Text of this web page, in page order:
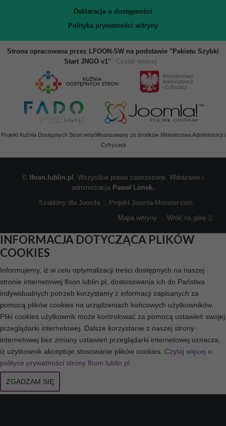
Deklaracja o dostępności
Polityka prywatności witryny
Strona opracowana przez LFOON-SW na podstawie "Pakietu Szybki
Start JNGO v1"
Czytaj więcej
Projekt Kuźnia Dostępnych Stron współfinansowany ze środków Ministerstwa Administracji i
Cyfryzacji
© lfoon.lublin.pl . Wszystkie prawa zastrzeżone. Wdrażanie i
administracja Paweł Limek.
Szablony dla Joomla
. Projekt Joomla-Monster.com
Mapa witryny
Wróć na górę
INFORMACJA DOTYCZĄCA PLIKÓW
COOKIES
Informujemy, iż w celu optymalizacji treści dostępnych na naszej
stronie internetowej lfoon.lublin.pl, dostosowania ich do Państwa
indywidualnych potrzeb korzystamy z informacji zapisanych za
pomocą plików cookies na urządzeniach końcowych użytkowników.
Pliki cookies użytkownik może kontrolować za pomocą ustawień swojej
przeglądarki internetowej. Dalsze korzystanie z naszej strony
internetowej bez zmiany ustawień przeglądarki internetowej oznacza,
iż użytkownik akceptuje stosowanie plików cookies. Czytaj więcej o
polityce prywatności strony lfoon.lublin.pl
ZGADZAM SIĘ